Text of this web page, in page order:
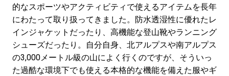
的なスポーツやアクティビティで使えるアイテムを長年
にわたって取り扱ってきました。防水透湿性に優れたレ
インジャケットだったり、高機能な登山靴やランニング
シューズだったり。自分自身、北アルプスや南アルプス
の3,000メートル級の山によく行くのですが、そういっ
た過酷な環境下でも使える本格的な機能を備えた服やギ